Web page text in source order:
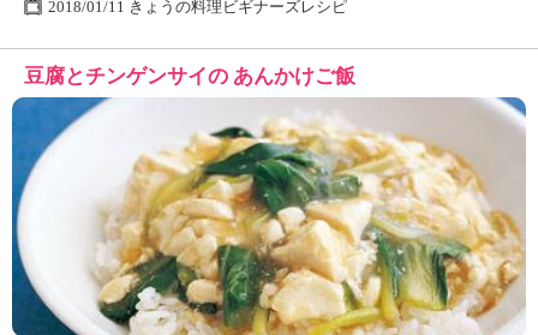
2018/01/11 きょうの料理ビギナーズレシピ
豆腐とチンゲンサイの あんかけご飯